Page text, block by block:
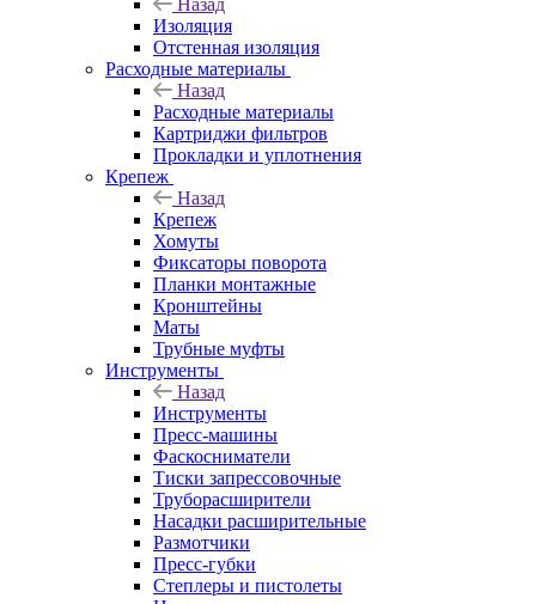
Назад
Изоляция
Отстенная изоляция
Расходные материалы
Назад
Расходные материалы
Картриджи фильтров
Прокладки и уплотнения
Крепеж
Назад
Крепеж
Хомуты
Фиксаторы поворота
Планки монтажные
Кронштейны
Маты
Трубные муфты
Инструменты
Назад
Инструменты
Пресс-машины
Фаскосниматели
Тиски запрессовочные
Труборасширители
Насадки расширительные
Размотчики
Пресс-губки
Степлеры и пистолеты